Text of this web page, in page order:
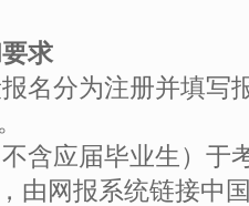
求
报名分为注册并填写
含应届毕业生）于
由网报系统链接中